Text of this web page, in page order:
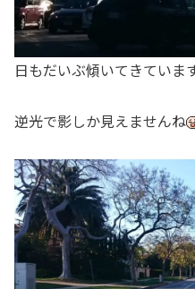
日もだいぶ傾いてきていま
逆光で影しか見えませんね